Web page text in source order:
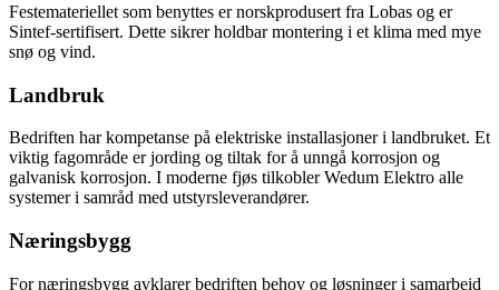
Festemateriellet som benyttes er norskprodusert fra Lobas og er
Sintef-sertifisert. Dette sikrer holdbar montering i et klima med mye
snø og vind.
Landbruk
Bedriften har kompetanse på elektriske installasjoner i landbruket. Et
viktig fagområde er jording og tiltak for å unngå korrosjon og
galvanisk korrosjon. I moderne fjøs tilkobler Wedum Elektro alle
systemer i samråd med utstyrsleverandører.
Næringsbygg
For næringsbygg avklarer bedriften behov og løsninger i samarbeid